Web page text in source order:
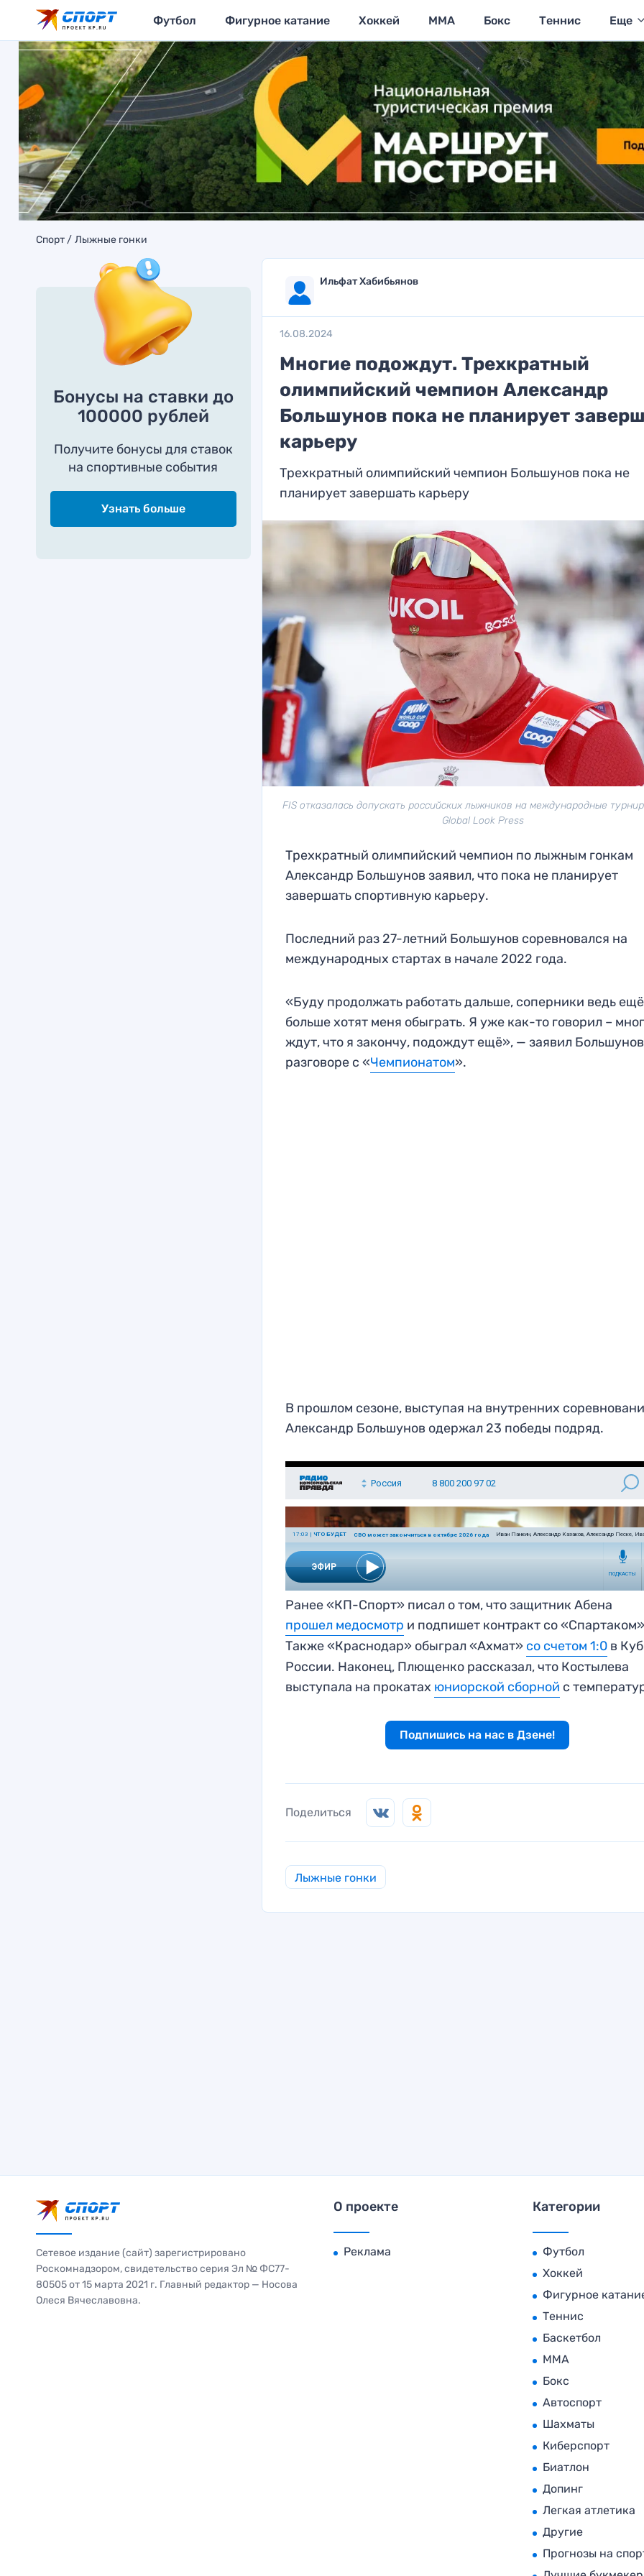
Футбол Фигурное катание Хоккей MMA Бокс Теннис Еще
Спорт Лыжные гонки
Бонусы на ставки до
100000 рублей
Получите бонусы для ставок
на спортивные события
Узнать больше
Ильфат Хабибьянов
16.08.2024
Многие подождут. Трехкратный
олимпийский чемпион Александр
Большунов пока не планирует
карьеру
Трехкратный олимпийский чемпион Большунов пока не
планирует завершать карьеру
FIS отказалась допускать российских лыжников на международные
Global Look Press
Трехкратный олимпийский чемпион по лыжным гонкам
Александр Большунов заявил, что пока не планирует
завершать спортивную карьеру.
Последний раз 27-летний Большунов соревновался на
международных стартах в начале 2022 года.
«Буду продолжать работать дальше, соперники ведь ещё
больше хотят меня обыграть. Я уже как-то говорил –
ждут, что я закончу, подождут ещё», — заявил
разговоре с «Чемпионатом».
В прошлом сезоне, выступая на внутренних
Александр Большунов одержал 23 победы подряд.
Ранее «КП-Спорт» писал о том, что защитник Абена
прошел медосмотр и подпишет контракт со
Также «Краснодар» обыграл «Ахмат» со счетом 1:0 в
России. Наконец, Плющенко рассказал, что Костылева
выступала на прокатах юниорской сборной с
Подпишись на нас в Дзене!
Поделиться
Лыжные гонки
Сетевое издание (сайт) зарегистрировано
Роскомнадзором, свидетельство серия Эл № ФС77-
80505 от 15 марта 2021 г. Главный редактор — Носова
Олеся Вячеславовна.
О проекте
Реклама
Категории
Футбол
Хоккей
Фигурное
Теннис
Баскетбол
MMA
Бокс
Автоспорт
Шахматы
Киберспорт
Биатлон
Допинг
Легкая атлетика
Другие
Прогнозы на